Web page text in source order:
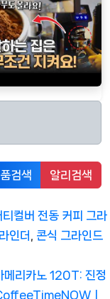
검색 알리검색
티컬버 전동 커피 그라
인더
콘식 그라인드
메리카노 120T: 진정
ㅣ